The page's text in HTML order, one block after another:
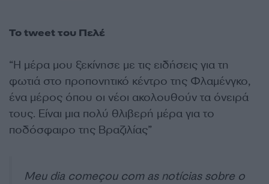
Τοtweetτου Πελέ
“Η μέρα μου ξεκίνησε με τις ειδήσεις για τη
φωτιά στο προπονητικό κέντρο της Φλαμένγκο,
ένα μέρος όπου οι νέοι ακολουθούν τα όνειρά
τους. Είναι μια πολύ θλιβερή μέρα για το
ποδόσφαιρο της Βραζιλίας”
Meu dia começou com as notícias sobre o